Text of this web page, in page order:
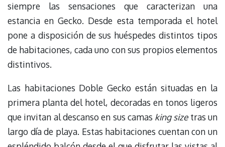
siempre las sensaciones que caracterizan una
estancia en Gecko. Desde esta temporada el hotel
pone a disposición de sus huéspedes distintos tipos
de habitaciones, cada uno con sus propios elementos
distintivos.
Las habitaciones Doble Gecko están situadas en la
primera planta del hotel, decoradas en tonos ligeros
que invitan al descanso en sus camas king sizetras un
largo día de playa. Estas habitaciones cuentan con un